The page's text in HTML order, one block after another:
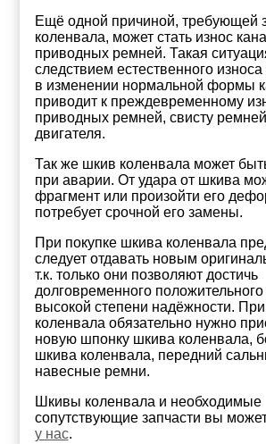
Ещё одной причиной, требующей
коленвала, может стать износ
приводных ремней. Такая
следствием естественного
в изменении нормальной формы
приводит к преждевременному
приводных ремней, свисту
двигателя.
Так же шкив коленвала может
при аварии. От удара от шкива
фрагмент или произойти его
потребует срочной его замены.
При покупке шкива коленвала
следует отдавать новым
т.к. только они позволяют достичь
долговременного положительного
высокой степени надёжности.
коленвала обязательно нужно
новую шпонку шкива коленвала,
шкива коленвала, передний
навесные ремни.
Шкивы коленвала и необходимые
сопутствующие запчасти вы
у нас.